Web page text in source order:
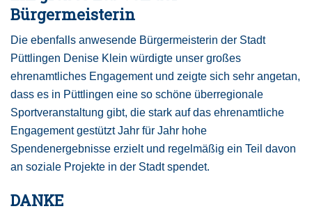
Bürgermeisterin
Die ebenfalls anwesende Bürgermeisterin der Stadt
Püttlingen Denise Klein würdigte unser großes
ehrenamtliches Engagement und zeigte sich sehr angetan,
dass es in Püttlingen eine so schöne überregionale
Sportveranstaltung gibt, die stark auf das ehrenamtliche
Engagement gestützt Jahr für Jahr hohe
Spendenergebnisse erzielt und regelmäßig ein Teil davon
an soziale Projekte in der Stadt spendet.
DANKE